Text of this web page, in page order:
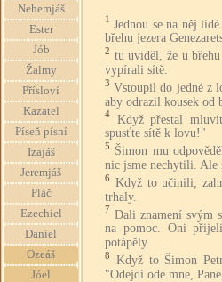
Nehemjáš
Ester
Jób
Žalmy
Přísloví
Kazatel
Píseň písní
Izajáš
Jeremjáš
Pláč
Ezechiel
Daniel
Ozeáš
Jóel
1 Jednou se na něj
břehu jezera
2 tu uviděl, že u
vypírali sítě.
3 Vstoupil do jedné z
aby odrazil kousek od
4
Když přestal
spusťte sítě k lovu!"
5 Šimon mu
nic jsme nechytili. Ale
6 Když to učinili,
trhaly.
7 Dali znamení svým
na pomoc. Oni
potápěly.
8
Když to Šimon
"Odejdi ode mne,